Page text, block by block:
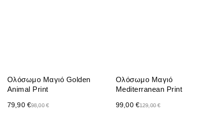
Ολόσωμο Μαγιό Golden
Animal Print
98,00€
79,90 €
Ολόσωμο Μαγιό
Mediterranean Print
129,00€
99,00 €